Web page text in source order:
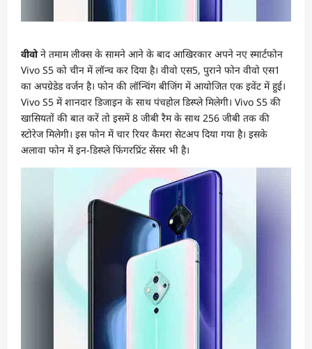
वीवोने तमाम लीक्स के सामने आने के बाद आखिरकार अपने नए स्मार्टफोन
Vivo S5 को चीन में लॉन्च कर दिया है। वीवो एस5, पुराने फोन वीवो एस1
का अपग्रेडेड वर्जन है। फोन की लॉन्चिंग बीजिंग में आयोजित एक इवेंट में हुई।
Vivo S5 में शानदार डिजाइन के साथ पंचहोल डिस्प्ले मिलेगी। Vivo S5 की
खासियतों की बात करें तो इसमें 8 जीबी रैम के साथ 256 जीबी तक की
स्टोरेज मिलेगी। इस फोन में चार रियर कैमरा सेटअप दिया गया है। इसके
अलावा फोन में इन-डिस्प्ले फिंगरप्रिंट सेंसर भी है।